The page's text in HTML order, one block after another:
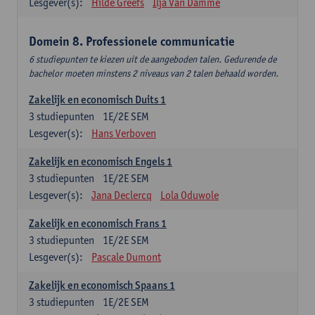
Domein 8. Professionele communicatie
6 studiepunten te kiezen uit de aangeboden talen. Gedurende de
bachelor moeten minstens 2 niveaus van 2 talen behaald worden.
Zakelijk en economisch Duits 1
1E/2E SEM
3 studiepunten
Lesgever(s):
Hans Verboven
Zakelijk en economisch Engels 1
1E/2E SEM
3 studiepunten
Lesgever(s):
Jana Declercq Lola Oduwole
Zakelijk en economisch Frans 1
1E/2E SEM
3 studiepunten
Lesgever(s):
Pascale Dumont
Zakelijk en economisch Spaans 1
1E/2E SEM
3 studiepunten